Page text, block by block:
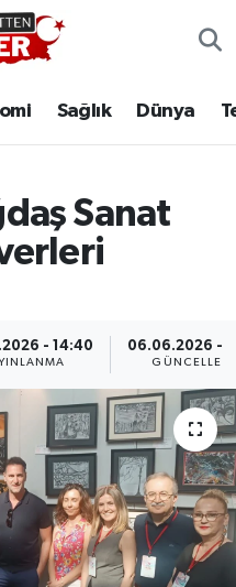
Sağlık Dünya
Sanat
- 14:40 06.06.2026 -